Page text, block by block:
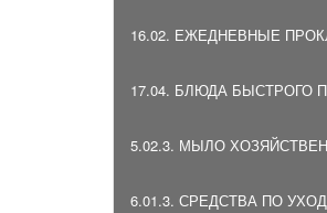
16.02. ЕЖЕДНЕВНЫЕ
17.04. БЛЮДА БЫСТРОГО
5.02.3. МЫЛО
6.01.3. СРЕДСТВА ПО